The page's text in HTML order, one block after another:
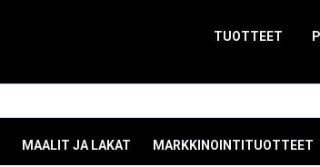
TUOTTEET
MAALIT JA LAKAT MARKKINOINTITUOTTEET